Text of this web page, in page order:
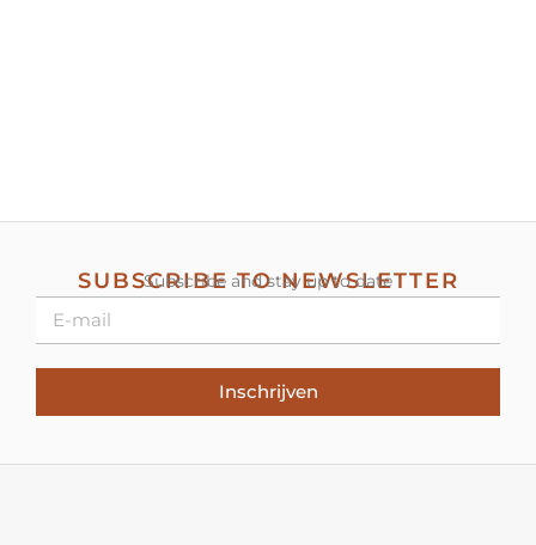
SUBSCRIBE TO NEWSLETTER
Subscribe and stay up to date
Inschrijven